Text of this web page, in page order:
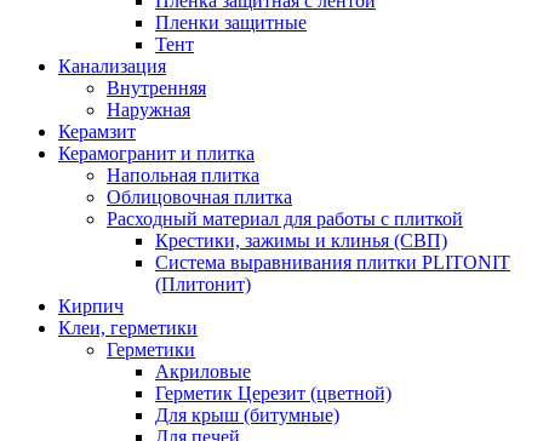
Пленки защитные
Тент
Канализация
Внутренняя
Наружная
Керамзит
Керамогранит и плитка
Напольная плитка
Облицовочная плитка
Расходный материал для работы с плиткой
Крестики, зажимы и клинья (СВП)
Система выравнивания плитки PLITONIT
(Плитонит)
Кирпич
Клеи, герметики
Герметики
Акриловые
Герметик Церезит (цветной)
Для крыш (битумные)
Для печей